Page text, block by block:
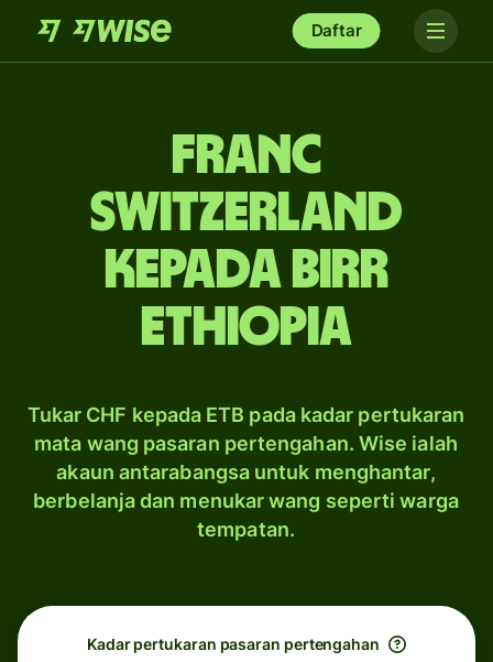
Daftar
franc
Switzerland
kepada birr
Ethiopia
Tukar CHF kepada ETB pada kadar pertukaran
mata wang pasaran pertengahan. Wise ialah
akaun antarabangsa untuk menghantar,
berbelanja dan menukar wang seperti warga
tempatan.
Kadar pertukaran pasaran pertengahan